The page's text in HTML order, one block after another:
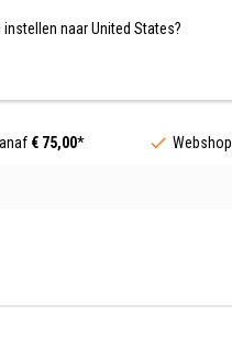
Nederland / EUR
naar United States?
€ 75,00* Webshop